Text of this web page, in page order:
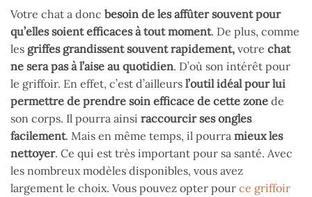
Votre chat a donc besoin de les affûter souvent pour
qu’elles soient efficaces à tout moment. De plus, comme
les griffes grandissent souvent rapidement, votre chat
ne sera pas à l’aise au quotidien. D’où son intérêt pour
le griffoir. En effet, c’est d’ailleurs l’outil idéal pour lui
permettre de prendre soin efficace de cette zone de
son corps. Il pourra ainsi raccourcir ses ongles
facilement. Mais en même temps, il pourra mieux les
nettoyer. Ce qui est très important pour sa santé. Avec
les nombreux modèles disponibles, vous avez
largement le choix. Vous pouvez opter pour ce griffoir